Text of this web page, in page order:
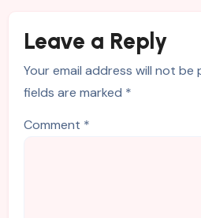
Leave a Reply
Your email address will not be
fields are marked *
Comment *